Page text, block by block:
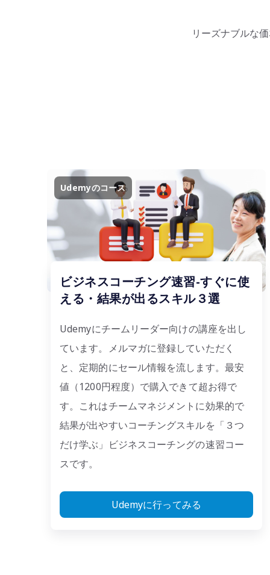
リーズナブルな
Udemyのコース
ビジネスコーチング速習-すぐに使
える・結果が出るスキル３選
Udemyにチームリーダー向けの講座を出し
ています。メルマガに登録していただく
と、定期的にセール情報を流します。最安
値（1200円程度）で購入できて超お得で
す。これはチームマネジメントに効果的で
結果が出やすいコーチングスキルを「３つ
だけ学ぶ」ビジネスコーチングの速習コー
スです。
Udemyに行ってみる